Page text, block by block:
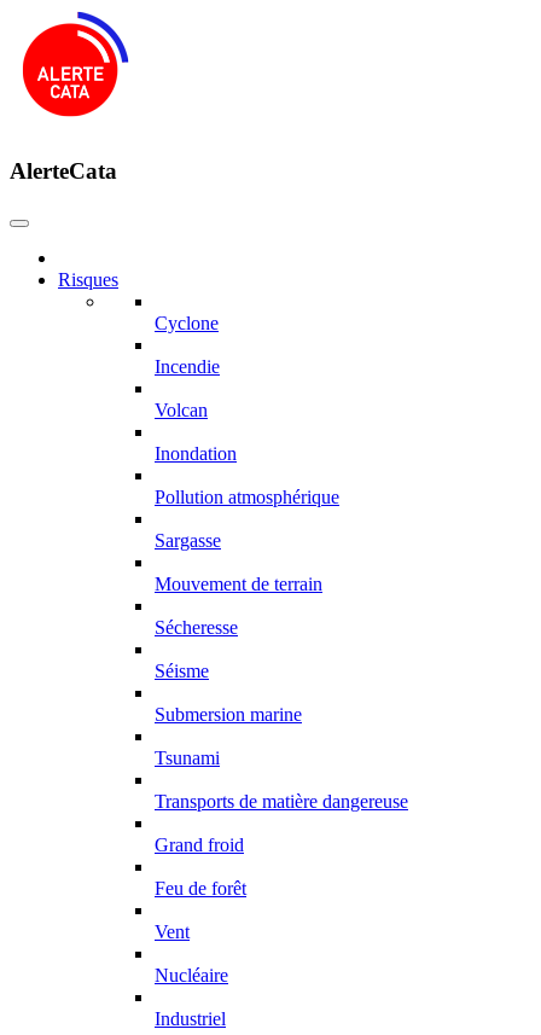
AlerteCata
Risques
Cyclone
Incendie
Volcan
Inondation
Pollution atmosphérique
Sargasse
Mouvement de terrain
Sécheresse
Séisme
Submersion marine
Tsunami
Transports de matière dangereuse
Grand froid
Feu de forêt
Vent
Nucléaire
Industriel